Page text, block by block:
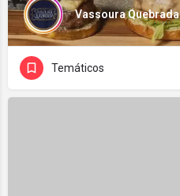
Vassoura Quebrada
Temáticos